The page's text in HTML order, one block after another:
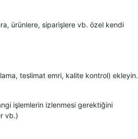
ürünlere, siparişlere vb. özel kendi
teslimat emri, kalite kontrol) ekleyin.
işlemlerin izlenmesi gerektiğini
vb.)